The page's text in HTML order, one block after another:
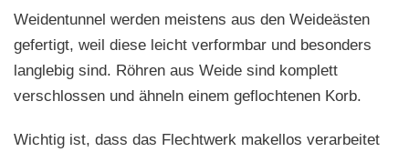
Weidentunnel werden meistens aus den Weideästen
gefertigt, weil diese leicht verformbar und besonders
langlebig sind. Röhren aus Weide sind komplett
verschlossen und ähneln einem geflochtenen Korb.
Wichtig ist, dass das Flechtwerk makellos verarbeitet